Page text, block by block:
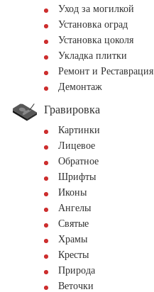
Уход за могилкой
Установка оград
Установка цоколя
Укладка плитки
Ремонт и Реставрация
Демонтаж
Гравировка
Картинки
Лицевое
Обратное
Шрифты
Иконы
Ангелы
Святые
Храмы
Кресты
Природа
Веточки